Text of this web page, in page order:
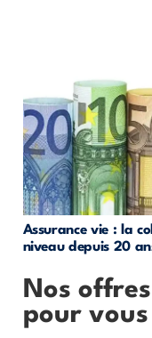
Assurance vie : la
niveau depuis 20
Nos
pour vous